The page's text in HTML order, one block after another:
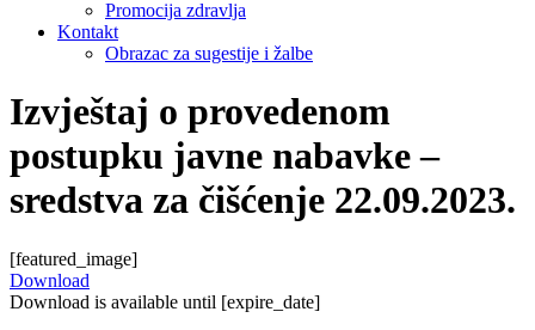
Promocija zdravlja
Kontakt
Obrazac za sugestije i žalbe
Izvještaj o provedenom
postupku javne nabavke –
sredstva za čišćenje 22.09.2023.
[featured_image]
Download
Download is available until [expire_date]